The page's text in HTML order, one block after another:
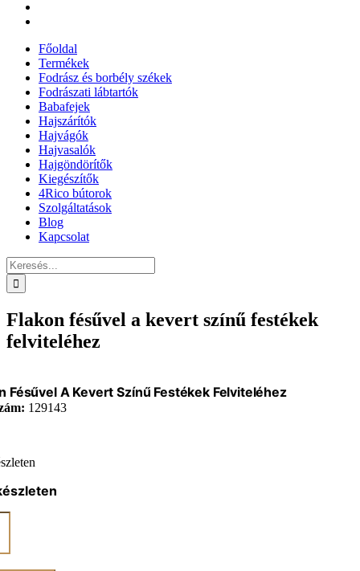
Főoldal
Termékek
Fodrász és borbély székek
Fodrászati lábtartók
Babafejek
Hajszárítók
Hajvágók
Hajvasalók
Hajgöndörítők
Kiegészítők
4Rico bútorok
Szolgáltatások
Blog
Kapcsolat
Keresés...
Flakon fésűvel a kevert színű festékek
felviteléhez
Fésűvel A Kevert Színű Festékek Felviteléhez
129143